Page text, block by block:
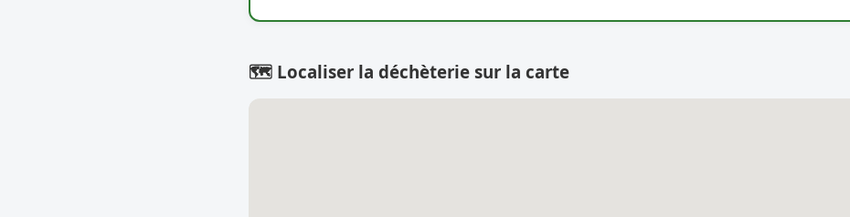
🗺️ Localiser la déchèterie sur la carte